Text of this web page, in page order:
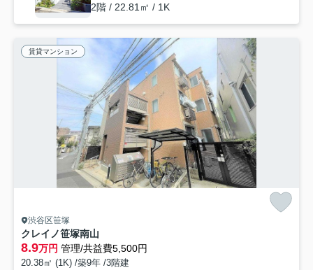
2階 / 22.81㎡ / 1K
賃貸マンション
渋谷区笹塚
クレイノ笹塚南山
8.9万円 管理/共益費5,500円
20.38㎡ (1K) /築9年 /3階建